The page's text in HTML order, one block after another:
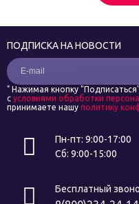
Пн-пт: 9:00-17:00
Сб: 9:00-15:00
Бесплатный
ПОДПИСКА НА НОВОСТИ
* Нажимая кнопку
с условиями обработки
принимаете нашу политику